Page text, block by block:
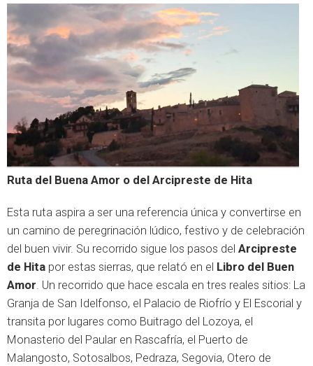
Ruta del Buena Amor o del Arcipreste de Hita
Esta ruta aspira a ser una referencia única y convertirse en
un camino de peregrinación lúdico, festivo y de celebración
del buen vivir. Su recorrido sigue los pasos del Arcipreste
de Hita por estas sierras, que relató en el Libro del Buen
Amor. Un recorrido que hace escala en tres reales sitios: La
Granja de San Idelfonso, el Palacio de Riofrío y El Escorial y
transita por lugares como Buitrago del Lozoya, el
Monasterio del Paular en Rascafría, el Puerto de
Malangosto, Sotosalbos, Pedraza, Segovia, Otero de